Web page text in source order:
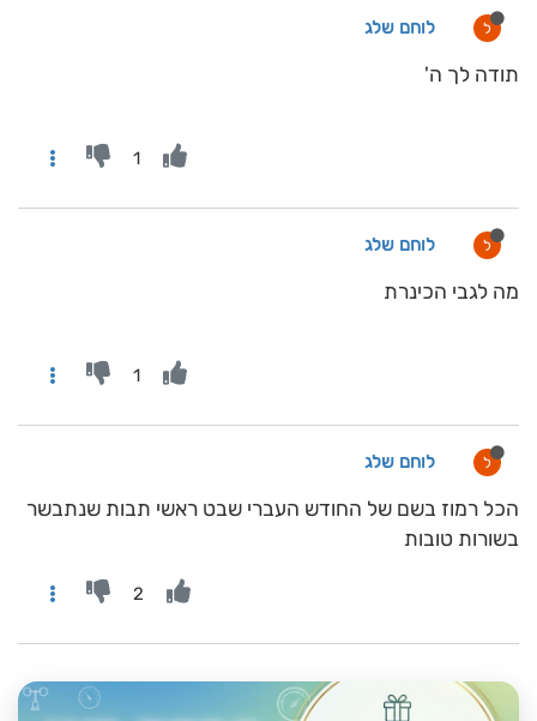
ל לוחם שלג
תודה לך ה'
1
ל לוחם שלג
מה לגבי הכינרת
1
ל לוחם שלג
הכל רמוז בשם של החודש העברי שבט ראשי תבות שנתבשר
בשורות טובות
2